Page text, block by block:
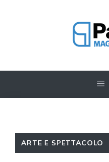
ARTE E SPETTACOLO